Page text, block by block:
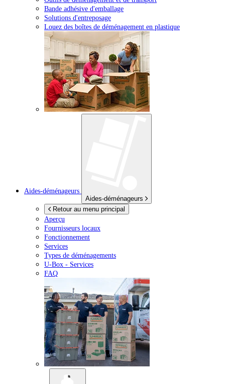
Bande adhésive d'emballage
Solutions d'entreposage
Louez des boîtes de déménagement en plastique
Aides-déménageurs
Aides-déménageurs
Retour au menu principal
Aperçu
Fournisseurs locaux
Fonctionnement
Services
Types de déménagements
U-Box - Services
FAQ